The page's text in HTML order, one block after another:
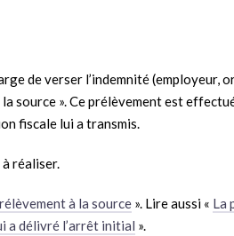
de verser l’indemnité (employeur,
source ». Ce prélèvement est
fiscale lui a transmis.
à réaliser.
à la source ». Lire aussi « La
a délivré l’arrêt initial ».